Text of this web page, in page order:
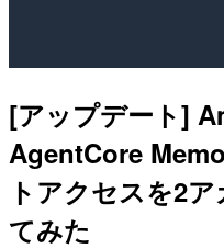
[アップデート]
AgentCore
トアクセスを2
てみた